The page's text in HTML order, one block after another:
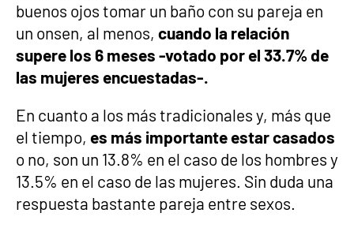
buenos ojos tomar un baño con su pareja en
un onsen, al menos, cuando la relación
supere los 6 meses -votado por el 33.7% de
las mujeres encuestadas-.
En cuanto a los más tradicionales y, más que
el tiempo, es más importante estar casados
o no, son un 13.8% en el caso de los hombres y
13.5% en el caso de las mujeres. Sin duda una
respuesta bastante pareja entre sexos.